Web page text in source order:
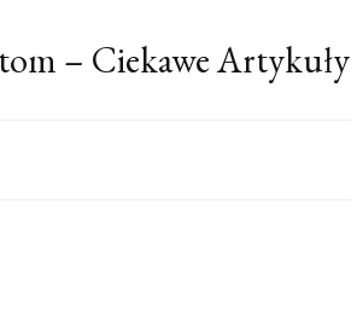
– Ciekawe Artykuły